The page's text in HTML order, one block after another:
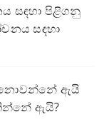
සඳහා පිළිගනු
සඳහා
නොවන්නේ ඇයි
ඇයි?